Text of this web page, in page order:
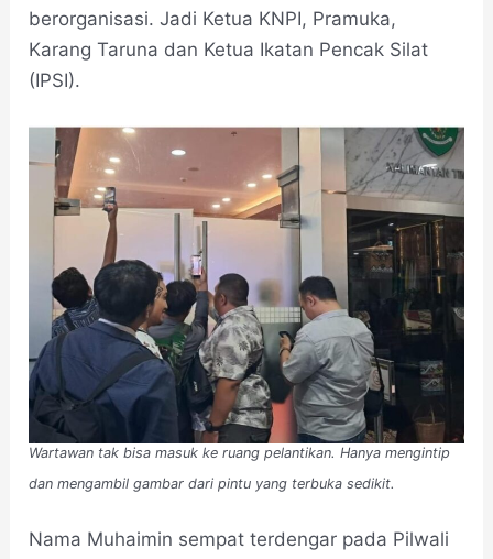
berorganisasi. Jadi Ketua KNPI, Pramuka,
Karang Taruna dan Ketua Ikatan Pencak Silat
(IPSI).
Wartawan tak bisa masuk ke ruang pelantikan. Hanya mengintip
dan mengambil gambar dari pintu yang terbuka sedikit.
Nama Muhaimin sempat terdengar pada Pilwali